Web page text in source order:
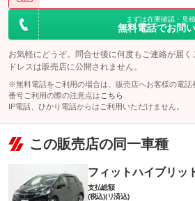
まずは在庫確認・見
無料電話でお問
お気軽にどうぞ。問合せ後に何度もご連絡が届
ドレスは販売店に公開されません。
※無料電話をご利用の場合は、販売店へお客様の電話
番号ご利用の際の注意点は こちら
IP電話、ひかり電話からはご利用いただけません。
この販売店の同一車種
フィットハイブリッ
支払総額
(税込)(リ済込)